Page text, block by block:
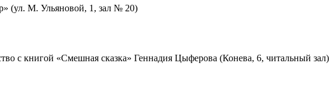
(ул. М. Ульяновой, 1, зал № 20)
с книгой «Смешная сказка» Геннадия Цыферова (Конева, 6, читальный зал)